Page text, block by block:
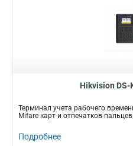
Hikvision DS-
Терминал учета рабочего
Mifare карт и отпечатков пальцев
Подробнее